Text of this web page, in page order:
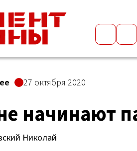
27 октября 2020
начинают
Николай